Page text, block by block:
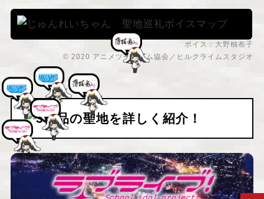
ボイス：大野柚布子
© 2020 アニメツーリズム協会／ヒルクライムスタジオ